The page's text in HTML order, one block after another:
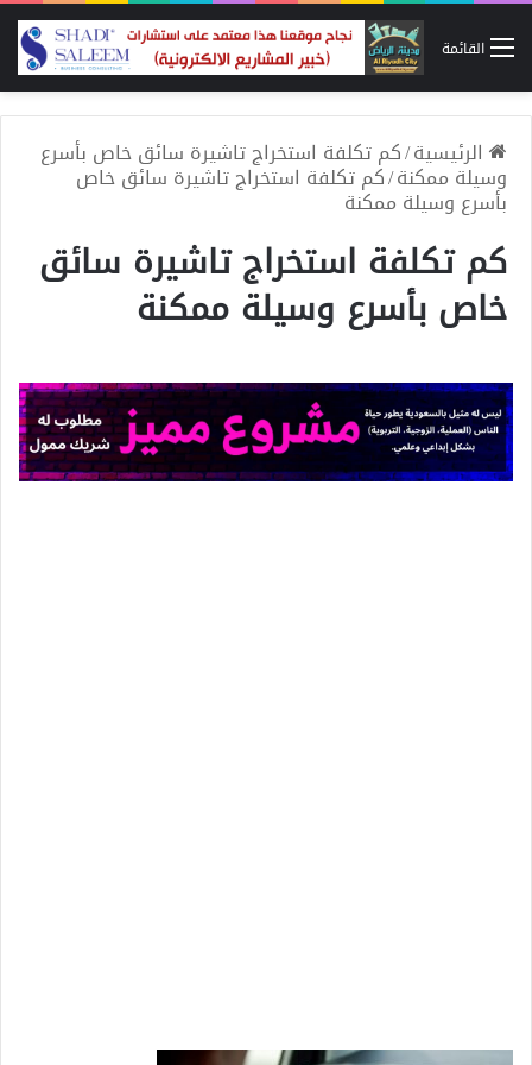
القائمة
الرئيسية/كم تكلفة استخراج تاشيرة سائق خاص بأسرع
وسيلة ممكنة/كم تكلفة استخراج تاشيرة سائق خاص
بأسرع وسيلة ممكنة
كم تكلفة استخراج تاشيرة سائق
خاص بأسرع وسيلة ممكنة